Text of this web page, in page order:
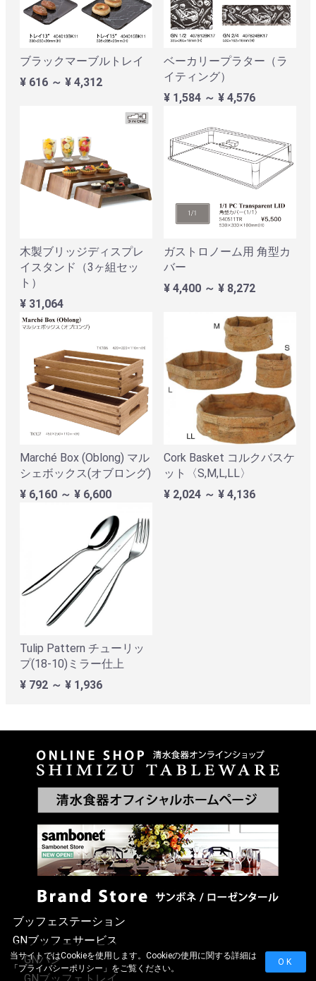
当サイトではCookieを使用します。Cookieの使用に関する詳細は
「 プライバシーポリシー 」をご覧ください。
OK
ブラックマーブルトレイ
¥ 616 ～ ¥ 4,312
ベーカリープラター（ラ
イティング）
¥ 1,584 ～ ¥ 4,576
木製ブリッジディスプレ
イスタンド（3ヶ組セッ
ト）
¥ 31,064
ガストロノーム用 角型カ
バー
¥ 4,400 ～ ¥ 8,272
Marché Box (Oblong) マル
シェボックス(オブロング)
¥ 6,160 ～ ¥ 6,600
Cork Basket コルクバスケ
ット〈S,M,L,LL〉
¥ 2,024 ～ ¥ 4,136
Tulip Pattern チューリッ
プ(18-10)ミラー仕上
¥ 792 ～ ¥ 1,936
ブッフェステーション
GNブッフェサービス
GNパン